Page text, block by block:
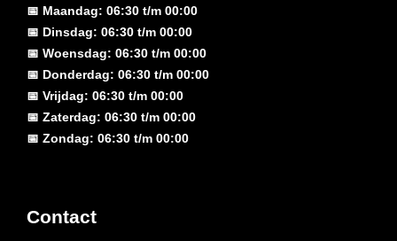
📅 Maandag: 06:30 t/m 00:00
📅 Dinsdag: 06:30 t/m 00:00
📅 Woensdag: 06:30 t/m 00:00
📅 Donderdag: 06:30 t/m 00:00
📅 Vrijdag: 06:30 t/m 00:00
📅 Zaterdag: 06:30 t/m 00:00
📅 Zondag: 06:30 t/m 00:00
Contact